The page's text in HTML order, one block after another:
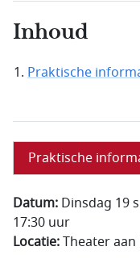
Inhoud
Praktische
Praktische
Datum: Dinsdag 19
17:30 uur
Locatie:Theater aan